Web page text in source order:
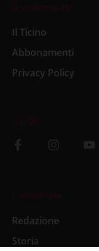
Il settimanale
Il Ticino
Abbonamenti
Privacy Policy
Social
L’editoriale
Redazione
Storia